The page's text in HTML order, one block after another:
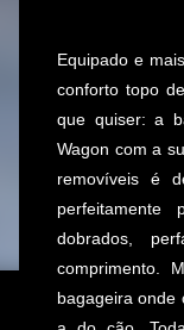
Equipado e
conforto topo
que quiser: a
Wagon com a
removíveis é
dobrados,
comprimento.
bagageira onde